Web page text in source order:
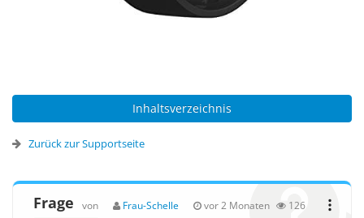
Inhaltsverzeichnis
Zurück zur Supportseite
Frage von Frau-Schelle vor 2 Monaten 126